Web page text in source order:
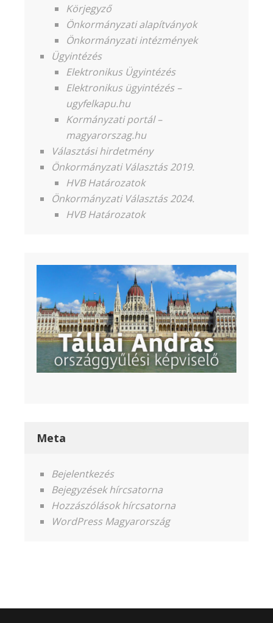
Körjegyző
Önkormányzati alapítványok
Önkormányzati intézmények
Ügyintézés
Elektronikus Ügyintézés
Elektronikus ügyintézés –
ugyfelkapu.hu
Kormányzati portál –
magyarorszag.hu
Választási hirdetmény
Önkormányzati Választás 2019.
HVB Határozatok
Önkormányzati Választás 2024.
HVB Határozatok
Meta
Bejelentkezés
Bejegyzések hírcsatorna
Hozzászólások hírcsatorna
WordPress Magyarország